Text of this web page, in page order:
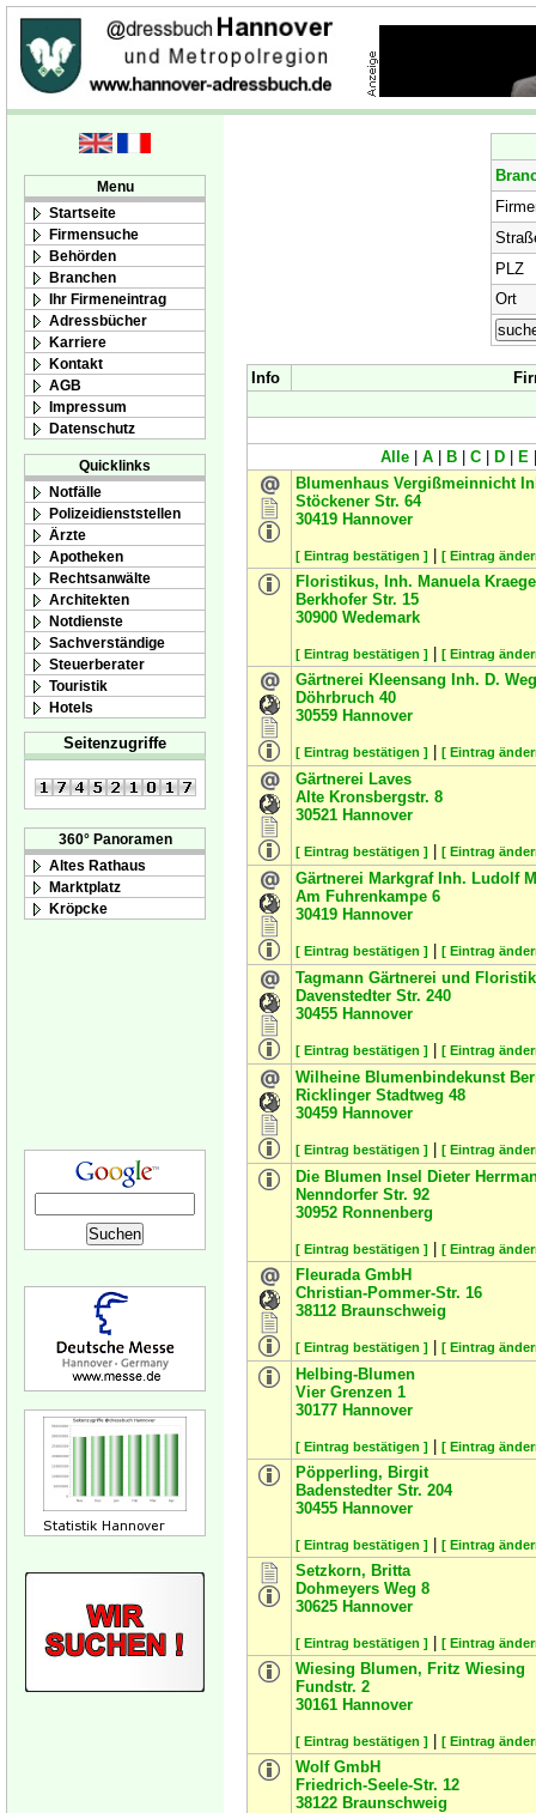
Menu
Startseite
Firmensuche
Behörden
Branchen
Ihr Firmeneintrag
Adressbücher
Karriere
Kontakt
AGB
Impressum
Datenschutz
Quicklinks
Notfälle
Polizeidienststellen
Ärzte
Apotheken
Rechtsanwälte
Architekten
Notdienste
Sachverständige
Steuerberater
Touristik
Hotels
Seitenzugriffe
360° Panoramen
Altes Rathaus
Marktplatz
Kröpcke
PLZ
Ort
Info
Alle A B C D E
Blumenhaus Vergißmeinnicht
Stöckener Str. 64
30419 Hannover
[ Eintrag bestätigen ] [ Eintrag
Floristikus, Inh. Manuela Kraege
Berkhofer Str. 15
30900 Wedemark
[ Eintrag bestätigen ] [ Eintrag
Gärtnerei Kleensang Inh. D.
Döhrbruch 40
30559 Hannover
[ Eintrag bestätigen ] [ Eintrag
Gärtnerei Laves
Alte Kronsbergstr. 8
30521 Hannover
[ Eintrag bestätigen ] [ Eintrag
Gärtnerei Markgraf Inh. Ludolf
Am Fuhrenkampe 6
30419 Hannover
[ Eintrag bestätigen ] [ Eintrag
Tagmann Gärtnerei und Floristik
Davenstedter Str. 240
30455 Hannover
[ Eintrag bestätigen ] [ Eintrag
Wilheine Blumenbindekunst
Ricklinger Stadtweg 48
30459 Hannover
[ Eintrag bestätigen ] [ Eintrag
Die Blumen Insel Dieter
Nenndorfer Str. 92
30952 Ronnenberg
[ Eintrag bestätigen ] [ Eintrag
Fleurada GmbH
Christian-Pommer-Str. 16
38112 Braunschweig
[ Eintrag bestätigen ] [ Eintrag
Helbing-Blumen
Vier Grenzen 1
30177 Hannover
[ Eintrag bestätigen ] [ Eintrag
Pöpperling, Birgit
Badenstedter Str. 204
30455 Hannover
[ Eintrag bestätigen ] [ Eintrag
Setzkorn, Britta
Dohmeyers Weg 8
30625 Hannover
[ Eintrag bestätigen ] [ Eintrag
Wiesing Blumen, Fritz Wiesing
Fundstr. 2
30161 Hannover
[ Eintrag bestätigen ] [ Eintrag
Wolf GmbH
Friedrich-Seele-Str. 12
38122 Braunschweig